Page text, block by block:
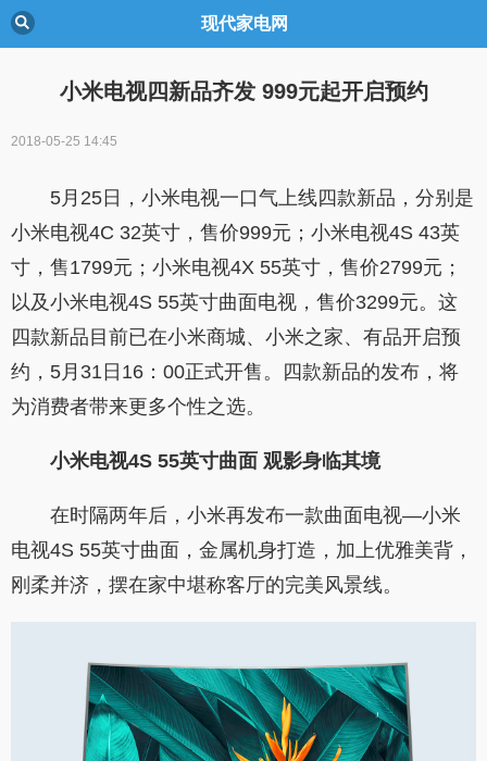
现代家电网
小米电视四新品齐发 999元起开启预约
2018-05-25 14:45
5月25日，小米电视一口气上线四款新品，分别是
小米电视4C 32英寸，售价999元；小米电视4S 43英
寸，售1799元；小米电视4X 55英寸，售价2799元；
以及小米电视4S 55英寸曲面电视，售价3299元。这
四款新品目前已在小米商城、小米之家、有品开启预
约，5月31日 16 ：00正式开售。四款新品的发布，将
为消费者带来更多个性之选。
小米电视4S 55英寸曲面 观影身临其境
在时隔两年后，小米再发布一款曲面电视—小米
电视4S 55英寸曲面，金属机身打造，加上优雅美背，
刚柔并济，摆在家中堪称客厅的完美风景线。